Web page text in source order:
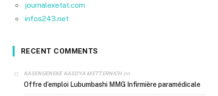
journalexetat.com
infos243.net
RECENT COMMENTS
KASENGENEKE KASOYA METTERNICHon
Offre d’emploi Lubumbashi MMG Infirmière paramédicale